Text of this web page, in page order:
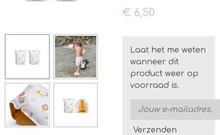
€ 6,50
Laat het me weten
wanneer dit
product weer op
voorraad is.
Verzenden